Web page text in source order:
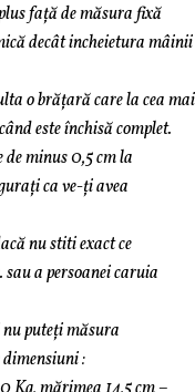
față de măsura fixă
decât incheietura mâinii
o brățară care la cea mai
este închisă complet.
minus 0,5 cm la
ca ve-ți avea
nu stiti exact ce
a persoanei caruia
puteți măsura
: